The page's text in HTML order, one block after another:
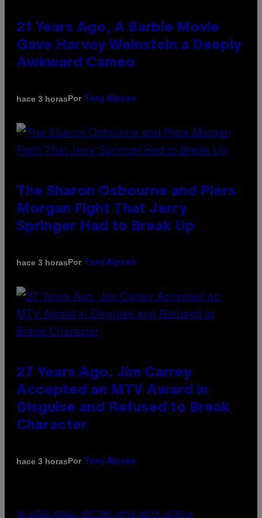
21 Years Ago, A Barbie Movie
Gave Harvey Weinstein a Deeply
Awkward Cameo
hace 3 horasPor Tony Alpsen
The Sharon Osbourne and Piers
Morgan Fight That Jerry
Springer Had to Break Up
hace 3 horasPor Tony Alpsen
27 Years Ago, Jim Carrey
Accepted an MTV Award in
Disguise and Refused to Break
Character
hace 3 horasPor Tony Alpsen
AN OLDER MODEL, NOT THE APPLE WATCH ULTRA 4